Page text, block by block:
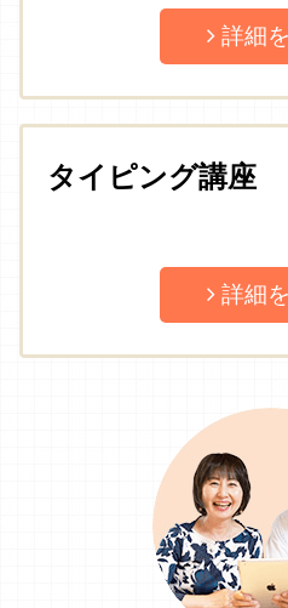
詳細
タイピング講座
詳細